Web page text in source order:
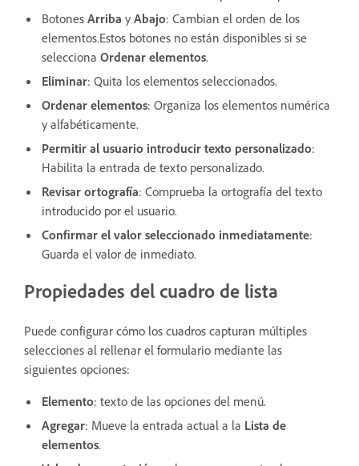
Botones Arriba y Abajo: Cambian el orden de los
elementos.Estos botones no están disponibles si se
selecciona Ordenar elementos.
Eliminar: Quita los elementos seleccionados.
Ordenar elementos: Organiza los elementos numérica
y alfabéticamente.
Permitir al usuario introducir texto personalizado:
Habilita la entrada de texto personalizado.
Revisar ortografía: Comprueba la ortografía del texto
introducido por el usuario.
Confirmar el valor seleccionado inmediatamente:
Guarda el valor de inmediato.
Propiedades del cuadro de lista
Puede configurar cómo los cuadros capturan múltiples
selecciones al rellenar el formulario mediante las
siguientes opciones:
Elemento: texto de las opciones del menú.
Agregar: Mueve la entrada actual a la Lista de
elementos.